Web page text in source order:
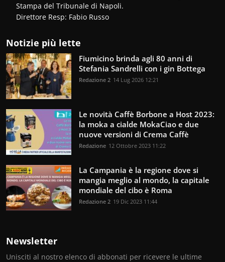
Stampa del Tribunale di Napoli.
Direttore Resp: Fabio Russo
Notizie più lette
Fiumicino brinda agli 80 anni di
Stefania Sandrelli con i gin Bottega
Redazione 2 14 Lug 2026 12:21
Le novità Caffè Borbone a Host 2023:
la moka a cialde MokaCiao e due
nuove versioni di Crema Caffè
Redazione 12 Ottobre 2023 11:22
La Campania è la regione dove si
mangia meglio al mondo, la capitale
mondiale del cibo è Roma
Redazione 2 19 Dic 2023 11:44
Newsletter
Unisciti al nostro elenco di abbonati per ricevere le ultime